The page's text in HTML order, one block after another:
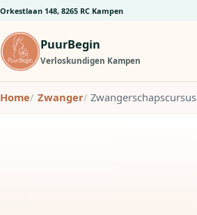
Orkestlaan 148, 8265 RC Kampen
PuurBegin
Verloskundigen Kampen
Home Zwanger Zwangerschapscursus